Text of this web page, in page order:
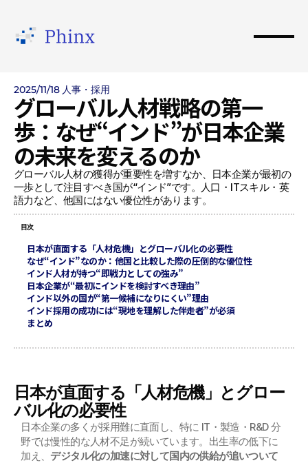
2025/11/18 人事・採用
グローバル人材戦略の第一
歩：なぜ“インド”が日本企業
の未来を変えるのか
グローバル人材の獲得が重要性を増すなか、日本企業が最初の
一歩として注目すべき国が“インド”です。人口・ITスキル・英
語力など、他国にはない優位性があります。
目次
日本が直面する「人材危機」とグローバル化の必要性
なぜ“インド”なのか：他国と比較した際の圧倒的な優位性
インド人材が持つ“即戦力としての強み”
日本企業が“最初にインドを検討すべき理由”
インド以外の国が“第一候補になりにくい”理由
インド採用の成功には“現地を理解した伴走者”が必須
まとめ
日本が直面する「人材危機」とグロー
バル化の必要性
日本企業の多くが採用難に直面し、特に IT・製造・R&D 分
野では慢性的な人材不足が続いています。出生率の低下に
加え、デジタル化の加速に対して国内の供給が追いついて